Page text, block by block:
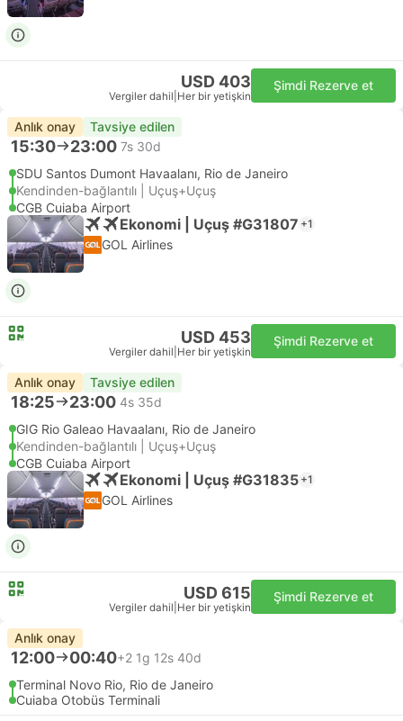
USD 403
Vergiler dahil Her bir yetişkin
Şimdi Rezerve et
Anlık onay Tavsiye edilen
15:30 23:00 7s 30d
SDU Santos Dumont Havaalanı, Rio de Janeiro
Kendinden-bağlantılı | Uçuş+Uçuş
CGB Cuiaba Airport
Ekonomi | Uçuş #G31807 +1
GOL Airlines
USD 453
Vergiler dahil Her bir yetişkin
Şimdi Rezerve et
Anlık onay Tavsiye edilen
18:25 23:00 4s 35d
GIG Rio Galeao Havaalanı, Rio de Janeiro
Kendinden-bağlantılı | Uçuş+Uçuş
CGB Cuiaba Airport
Ekonomi | Uçuş #G31835 +1
GOL Airlines
USD 615
Vergiler dahil Her bir yetişkin
Şimdi Rezerve et
Anlık onay
12:00 00:40+2 1g 12s 40d
Terminal Novo Rio, Rio de Janeiro
Cuiaba Otobüs Terminali